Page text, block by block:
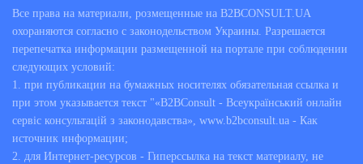
Все права на материали, розмещенные на B2BCONSULT.UA
охораняются согласно с законодельством Украины. Разрешается
перепечатка информации размещенной на портале при соблюдении
следующих условий:
1. при публикации на бумажных носителях обязательная ссылка и
при этом указывается текст "«B2BConsult - Всеукраїнський онлайн
сервіс консультацій з законодавства», www.b2bconsult.ua - Как
источник информации;
2. для Интернет-ресурсов - Гиперссылка на текст материалу, не